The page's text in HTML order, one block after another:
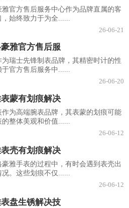
雅官方售后服务中心作为品牌直属的客
始终致力于为全......
26-06-21
雅官方售后服
为瑞士先锋制表品牌，其精密时计的性
于官方售后服务中......
26-06-20
蒙有划痕解决
作为高端腕表品牌，其表蒙的划痕可能
的整体美观和价值......
26-06-12
壳有划痕解决
雅手表的过程中，有时会遇到表壳出
况。这些划痕不仅......
26-06-12
盘生锈解决技